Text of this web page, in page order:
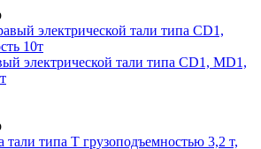
электрической тали типа CD1, MD1,